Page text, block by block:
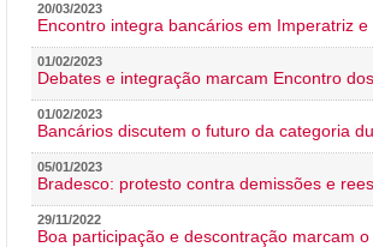
20/03/2023
Encontro integra bancários em Imperatriz e
01/02/2023
Debates e integração marcam Encontro
01/02/2023
Bancários discutem o futuro da categoria
05/01/2023
Bradesco: protesto contra demissões e
29/11/2022
Boa participação e descontração marcam